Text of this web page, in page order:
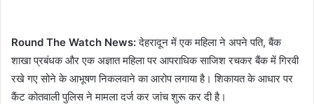
Round The Watch News:देहरादून में एक महिला ने अपने पति, बैंक
शाखा प्रबंधक और एक अज्ञात महिला पर आपराधिक साजिश रचकर बैंक में गिरवी
रखे गए सोने के आभूषण निकलवाने का आरोप लगाया है। शिकायत के आधार पर
कैंट कोतवाली पुलिस ने मामला दर्ज कर जांच शुरू कर दी है।